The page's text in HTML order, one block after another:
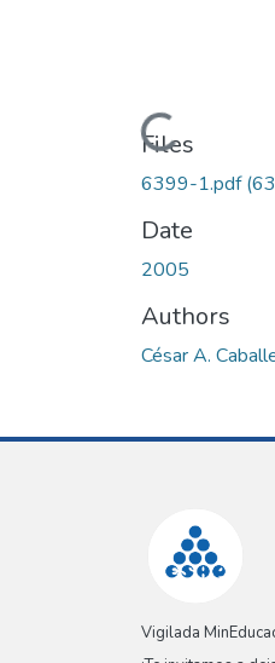
Loading...
Files
6399-1.pdf
Date
2005
Authors
César A.
Vigilada